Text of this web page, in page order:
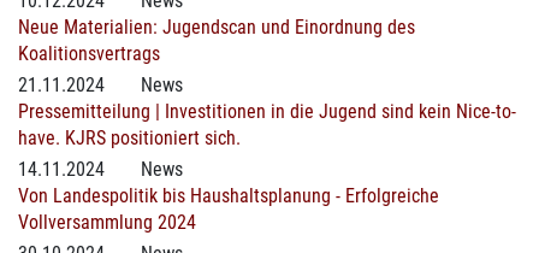
Neue Materialien: Jugendscan und Einordnung des
Koalitionsvertrags
21.11.2024
News
Pressemitteilung | Investitionen in die Jugend sind kein Nice-to-
have. KJRS positioniert sich.
14.11.2024
News
Von Landespolitik bis Haushaltsplanung - Erfolgreiche
Vollversammlung 2024